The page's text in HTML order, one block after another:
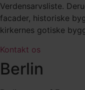
Verdensarvsliste.
facader, historiske
kirkernes gotiske
Kontakt os
Berlin